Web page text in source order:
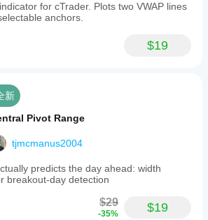
for cTrader. Plots two VWAP lines
anchors.
$19
新
Pivot Range
tjmcmanus2004
predicts the day ahead: width
breakout-day detection
$29
-35% $19